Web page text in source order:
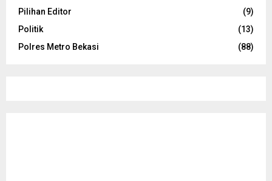
Pilihan Editor
(9)
Politik
(13)
Polres Metro Bekasi
(88)